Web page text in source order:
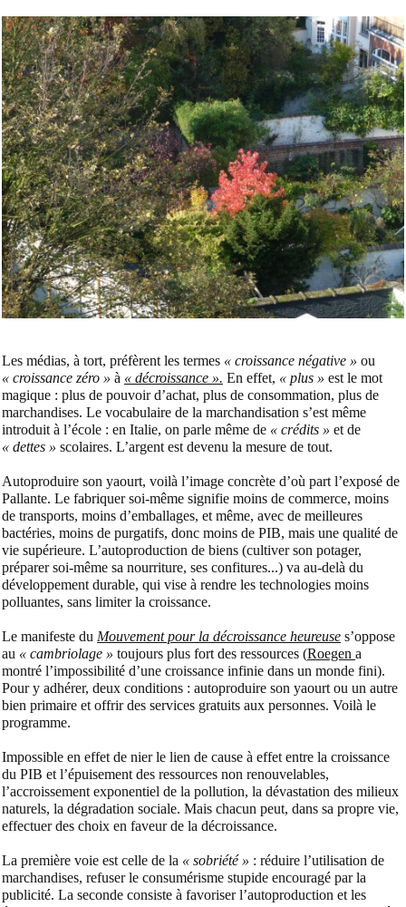
Les médias, à tort, préfèrent les termes « croissance négative » ou
« croissance zéro » à « décroissance ». En effet, « plus » est le mot
magique : plus de pouvoir d’achat, plus de consommation, plus de
marchandises. Le vocabulaire de la marchandisation s’est même
introduit à l’école : en Italie, on parle même de « crédits » et de
« dettes » scolaires. L’argent est devenu la mesure de tout.
Autoproduire son yaourt, voilà l’image concrète d’où part l’exposé de
Pallante. Le fabriquer soi-même signifie moins de commerce, moins
de transports, moins d’emballages, et même, avec de meilleures
bactéries, moins de purgatifs, donc moins de PIB, mais une qualité de
vie supérieure. L’autoproduction de biens (cultiver son potager,
préparer soi-même sa nourriture, ses confitures...) va au-delà du
développement durable, qui vise à rendre les technologies moins
polluantes, sans limiter la croissance.
Le manifeste du Mouvement pour la décroissance heureuse s’oppose
au « cambriolage » toujours plus fort des ressources (Roegen a
montré l’impossibilité d’une croissance infinie dans un monde fini).
Pour y adhérer, deux conditions : autoproduire son yaourt ou un autre
bien primaire et offrir des services gratuits aux personnes. Voilà le
programme.
Impossible en effet de nier le lien de cause à effet entre la croissance
du PIB et l’épuisement des ressources non renouvelables,
l’accroissement exponentiel de la pollution, la dévastation des milieux
naturels, la dégradation sociale. Mais chacun peut, dans sa propre vie,
effectuer des choix en faveur de la décroissance.
La première voie est celle de la « sobriété » : réduire l’utilisation de
marchandises, refuser le consumérisme stupide encouragé par la
publicité. La seconde consiste à favoriser l’autoproduction et les